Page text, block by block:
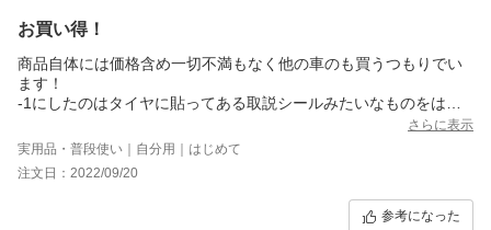
お買い得！
商品自体には価格含め一切不満もなく他の車のも買うつもりでい
ます！
-1にしたのはタイヤに貼ってある取説シールみたいなものをはが
さらに表示
実用品・普段使い｜自分用｜はじめて
注文日：2022/09/20
参考になった